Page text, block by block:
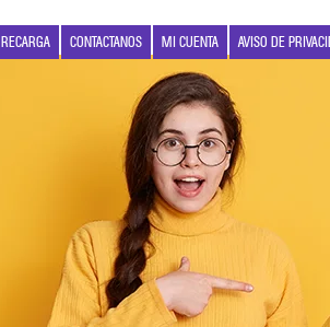
RECARGA CONTACTANOS MI CUENTA AVISO DE